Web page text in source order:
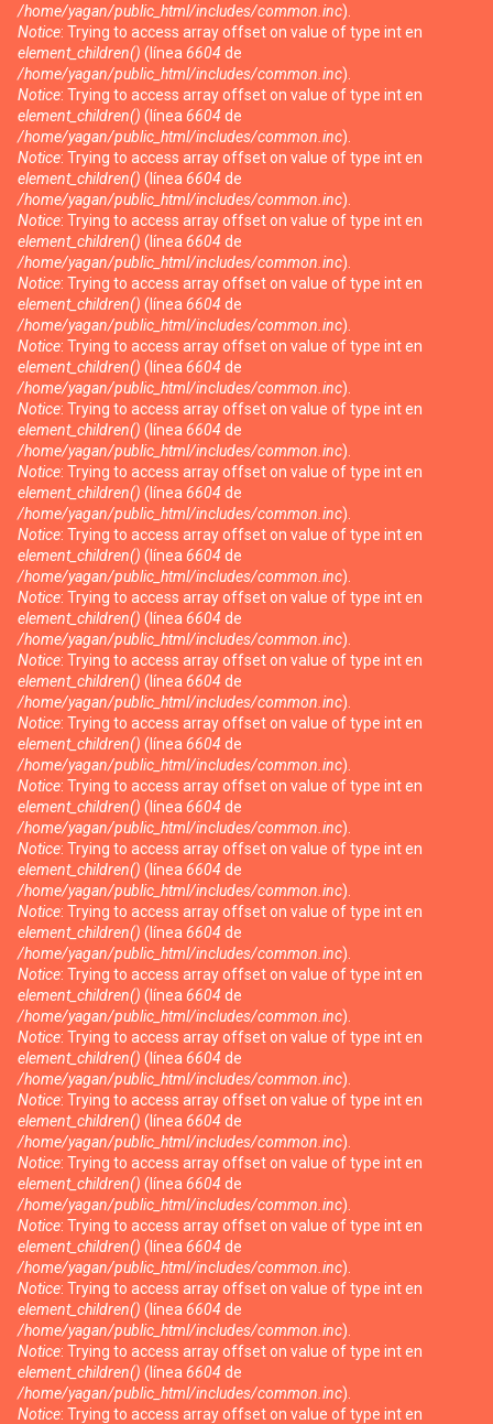
/home/yagan/public_html/includes/common.inc).
Notice: Trying to access array offset on value of type int en
element_children() (línea 6604 de
/home/yagan/public_html/includes/common.inc).
Notice: Trying to access array offset on value of type int en
element_children() (línea 6604 de
/home/yagan/public_html/includes/common.inc).
Notice: Trying to access array offset on value of type int en
element_children() (línea 6604 de
/home/yagan/public_html/includes/common.inc).
Notice: Trying to access array offset on value of type int en
element_children() (línea 6604 de
/home/yagan/public_html/includes/common.inc).
Notice: Trying to access array offset on value of type int en
element_children() (línea 6604 de
/home/yagan/public_html/includes/common.inc).
Notice: Trying to access array offset on value of type int en
element_children() (línea 6604 de
/home/yagan/public_html/includes/common.inc).
Notice: Trying to access array offset on value of type int en
element_children() (línea 6604 de
/home/yagan/public_html/includes/common.inc).
Notice: Trying to access array offset on value of type int en
element_children() (línea 6604 de
/home/yagan/public_html/includes/common.inc).
Notice: Trying to access array offset on value of type int en
element_children() (línea 6604 de
/home/yagan/public_html/includes/common.inc).
Notice: Trying to access array offset on value of type int en
element_children() (línea 6604 de
/home/yagan/public_html/includes/common.inc).
Notice: Trying to access array offset on value of type int en
element_children() (línea 6604 de
/home/yagan/public_html/includes/common.inc).
Notice: Trying to access array offset on value of type int en
element_children() (línea 6604 de
/home/yagan/public_html/includes/common.inc).
Notice: Trying to access array offset on value of type int en
element_children() (línea 6604 de
/home/yagan/public_html/includes/common.inc).
Notice: Trying to access array offset on value of type int en
element_children() (línea 6604 de
/home/yagan/public_html/includes/common.inc).
Notice: Trying to access array offset on value of type int en
element_children() (línea 6604 de
/home/yagan/public_html/includes/common.inc).
Notice: Trying to access array offset on value of type int en
element_children() (línea 6604 de
/home/yagan/public_html/includes/common.inc).
Notice: Trying to access array offset on value of type int en
element_children() (línea 6604 de
/home/yagan/public_html/includes/common.inc).
Notice: Trying to access array offset on value of type int en
element_children() (línea 6604 de
/home/yagan/public_html/includes/common.inc).
Notice: Trying to access array offset on value of type int en
element_children() (línea 6604 de
/home/yagan/public_html/includes/common.inc).
Notice: Trying to access array offset on value of type int en
element_children() (línea 6604 de
/home/yagan/public_html/includes/common.inc).
Notice: Trying to access array offset on value of type int en
element_children() (línea 6604 de
/home/yagan/public_html/includes/common.inc).
Notice: Trying to access array offset on value of type int en
element_children() (línea 6604 de
/home/yagan/public_html/includes/common.inc).
Notice: Trying to access array offset on value of type int en